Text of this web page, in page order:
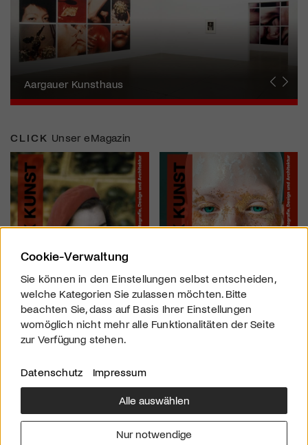
Künstlerin
Aargauer Kunsthaus
Gewerbemuseum Winterthur
Liste Art Fair Basel
Bündner Kunstmuseum
Künstler:innen Portraits
Junge Schweizer Kunst
Vögele Kultur Zentrum
Nidwaldner Museum
Haus für Kunst Uri
CLICK Unser eMagazin
Über uns
Downloads
Werben
Impressum
Cookie-Verwaltung
Sie können in den Einstellungen selbst entscheiden,
welche Kategorien Sie zulassen möchten. Bitte
beachten Sie, dass auf Basis Ihrer Einstellungen
womöglich nicht mehr alle Funktionalitäten der Seite
zur Verfügung stehen.
Datenschutz Impressum
Alle auswählen
Nur notwendige